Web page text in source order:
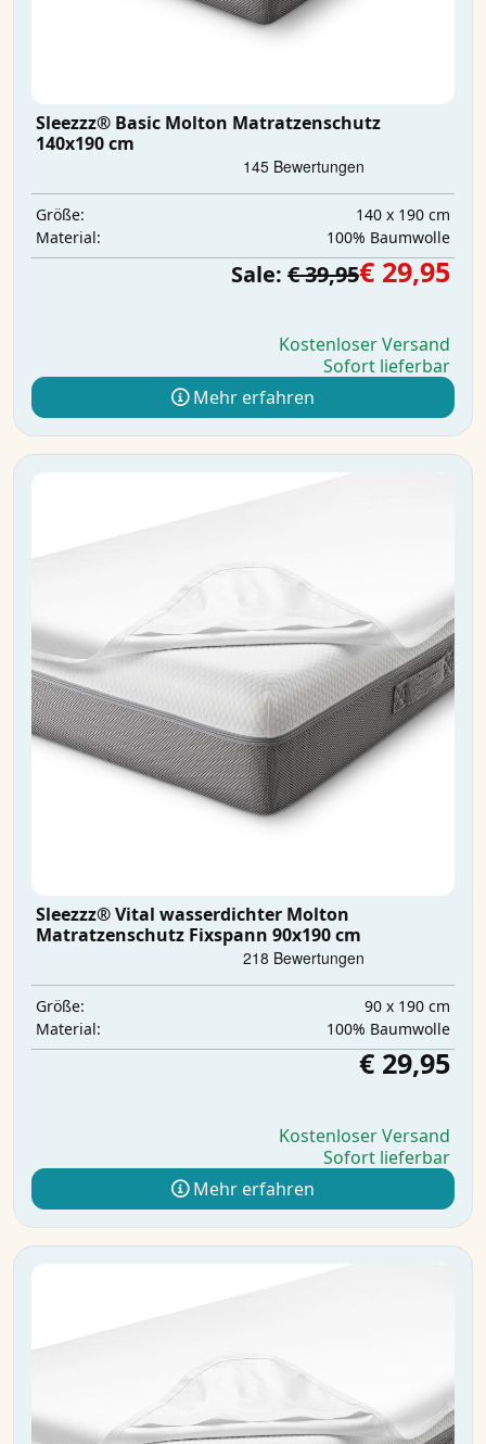
Sleezzz® Basic Molton Matratzenschutz
140x190 cm
Größe:
140 x 190 cm
Material:
100% Baumwolle
Sale: € 39,95€ 29,95
Kostenloser Versand
Sofort lieferbar
Mehr erfahren
Sleezzz® Vital wasserdichter Molton
Matratzenschutz Fixspann 90x190 cm
Größe:
90 x 190 cm
Material:
100% Baumwolle
€ 29,95
Kostenloser Versand
Sofort lieferbar
Mehr erfahren